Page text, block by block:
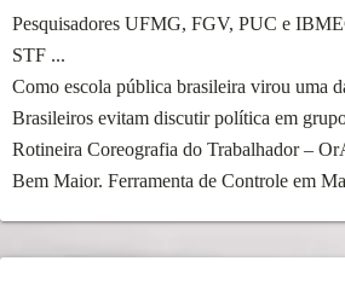
Pesquisadores UFMG, FGV, PUC e
STF ...
Como escola pública brasileira virou uma
Brasileiros evitam discutir política em
Rotineira Coreografia do Trabalhador –
Bem Maior. Ferramenta de Controle em